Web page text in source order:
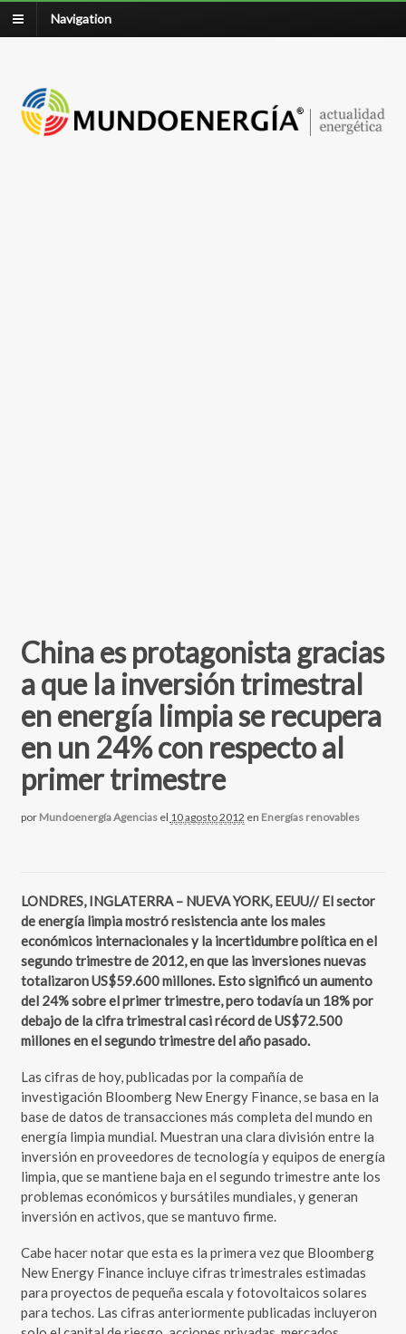
Navigation
China es protagonista gracias
a que la inversión trimestral
en energía limpia se recupera
en un 24% con respecto al
primer trimestre
por Mundoenergía Agencias el 10 agosto 2012 en Energías renovables
LONDRES, INGLATERRA – NUEVA YORK, EEUU// El sector
de energía limpia mostró resistencia ante los males
económicos internacionales y la incertidumbre política en el
segundo trimestre de 2012, en que las inversiones nuevas
totalizaron US$59.600 millones. Esto significó un aumento
del 24% sobre el primer trimestre, pero todavía un 18% por
debajo de la cifra trimestral casi récord de US$72.500
millones en el segundo trimestre del año pasado.
Las cifras de hoy, publicadas por la compañía de
investigación Bloomberg New Energy Finance, se basa en la
base de datos de transacciones más completa del mundo en
energía limpia mundial. Muestran una clara división entre la
inversión en proveedores de tecnología y equipos de energía
limpia, que se mantiene baja en el segundo trimestre ante los
problemas económicos y bursátiles mundiales, y generan
inversión en activos, que se mantuvo firme.
Cabe hacer notar que esta es la primera vez que Bloomberg
New Energy Finance incluye cifras trimestrales estimadas
para proyectos de pequeña escala y fotovoltaicos solares
para techos. Las cifras anteriormente publicadas incluyeron